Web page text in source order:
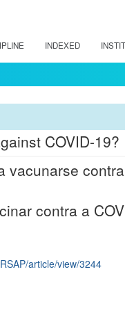
INDEXED
COVID-19?
contra a
article/view/3244